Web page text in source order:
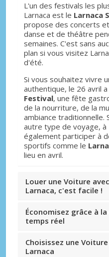
L'un des festivals les
Larnaca est le Larnaca
propose des concerts
danse et de théâtre
semaines. C'est sans
plan si vous visitez
d'été.
Si vous souhaitez vivre
authentique, le 26 avril a
Festival, une fête
de la nourriture, de la
ambiance traditionnelle.
autre type de voyage, à
également participer à
sportifs comme le
lieu en avril.
Louer une Voiture
Larnaca, c'est facile !
Économisez grâce à
temps réel
Choisissez une
Larnaca